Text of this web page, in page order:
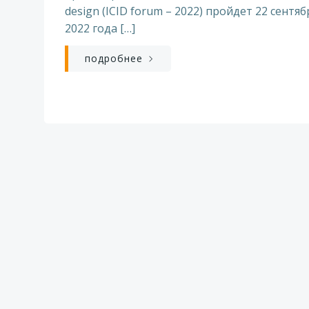
design (ICID forum – 2022) пройдет 22
2022 года […]
подробнее